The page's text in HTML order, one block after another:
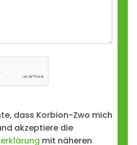
dass Korbion-Zwo mich
akzeptiere die
mit näheren